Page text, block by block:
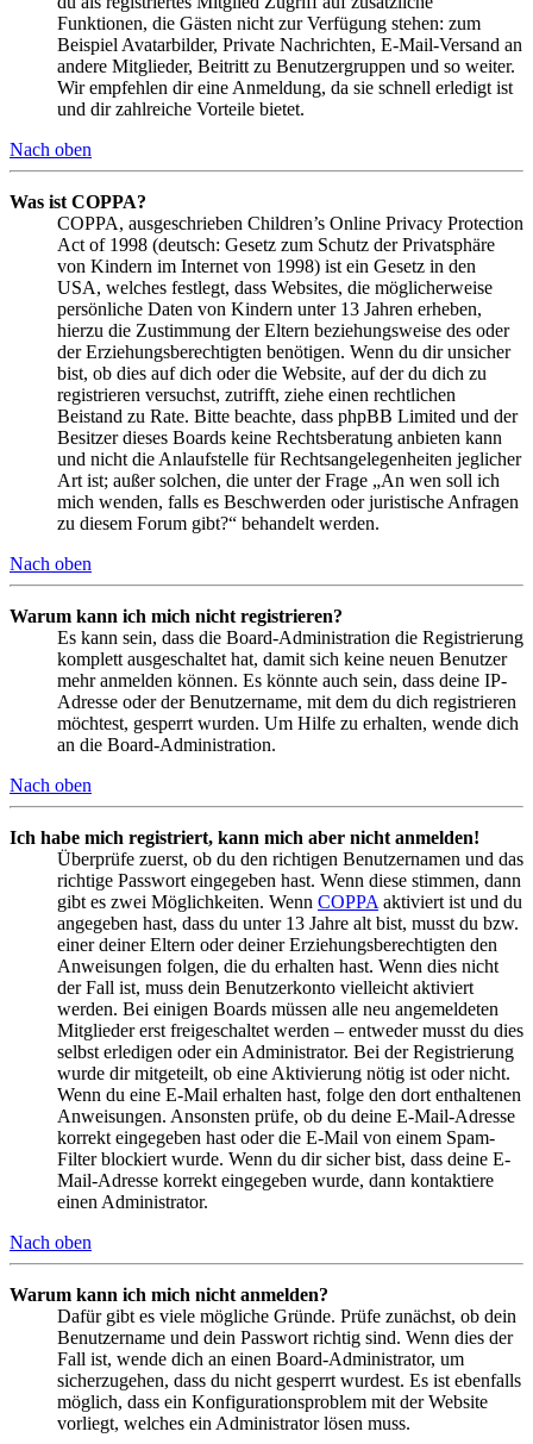
Funktionen, die Gästen nicht zur Verfügung stehen: zum
Beispiel Avatarbilder, Private Nachrichten, E-Mail-Versand an
andere Mitglieder, Beitritt zu Benutzergruppen und so weiter.
Wir empfehlen dir eine Anmeldung, da sie schnell erledigt ist
und dir zahlreiche Vorteile bietet.
Nach oben
Was ist COPPA?
COPPA, ausgeschrieben Children’s Online Privacy Protection
Act of 1998 (deutsch: Gesetz zum Schutz der Privatsphäre
von Kindern im Internet von 1998) ist ein Gesetz in den
USA, welches festlegt, dass Websites, die möglicherweise
persönliche Daten von Kindern unter 13 Jahren erheben,
hierzu die Zustimmung der Eltern beziehungsweise des oder
der Erziehungsberechtigten benötigen. Wenn du dir unsicher
bist, ob dies auf dich oder die Website, auf der du dich zu
registrieren versuchst, zutrifft, ziehe einen rechtlichen
Beistand zu Rate. Bitte beachte, dass phpBB Limited und der
Besitzer dieses Boards keine Rechtsberatung anbieten kann
und nicht die Anlaufstelle für Rechtsangelegenheiten jeglicher
Art ist; außer solchen, die unter der Frage „An wen soll ich
mich wenden, falls es Beschwerden oder juristische Anfragen
zu diesem Forum gibt?“ behandelt werden.
Nach oben
Warum kann ich mich nicht registrieren?
Es kann sein, dass die Board-Administration die Registrierung
komplett ausgeschaltet hat, damit sich keine neuen Benutzer
mehr anmelden können. Es könnte auch sein, dass deine IP-
Adresse oder der Benutzername, mit dem du dich registrieren
möchtest, gesperrt wurden. Um Hilfe zu erhalten, wende dich
an die Board-Administration.
Nach oben
Ich habe mich registriert, kann mich aber nicht anmelden!
Überprüfe zuerst, ob du den richtigen Benutzernamen und das
richtige Passwort eingegeben hast. Wenn diese stimmen, dann
gibt es zwei Möglichkeiten. Wenn COPPA aktiviert ist und du
angegeben hast, dass du unter 13 Jahre alt bist, musst du bzw.
einer deiner Eltern oder deiner Erziehungsberechtigten den
Anweisungen folgen, die du erhalten hast. Wenn dies nicht
der Fall ist, muss dein Benutzerkonto vielleicht aktiviert
werden. Bei einigen Boards müssen alle neu angemeldeten
Mitglieder erst freigeschaltet werden – entweder musst du dies
selbst erledigen oder ein Administrator. Bei der Registrierung
wurde dir mitgeteilt, ob eine Aktivierung nötig ist oder nicht.
Wenn du eine E-Mail erhalten hast, folge den dort enthaltenen
Anweisungen. Ansonsten prüfe, ob du deine E-Mail-Adresse
korrekt eingegeben hast oder die E-Mail von einem Spam-
Filter blockiert wurde. Wenn du dir sicher bist, dass deine E-
Mail-Adresse korrekt eingegeben wurde, dann kontaktiere
einen Administrator.
Nach oben
Warum kann ich mich nicht anmelden?
Dafür gibt es viele mögliche Gründe. Prüfe zunächst, ob dein
Benutzername und dein Passwort richtig sind. Wenn dies der
Fall ist, wende dich an einen Board-Administrator, um
sicherzugehen, dass du nicht gesperrt wurdest. Es ist ebenfalls
möglich, dass ein Konfigurationsproblem mit der Website
vorliegt, welches ein Administrator lösen muss.